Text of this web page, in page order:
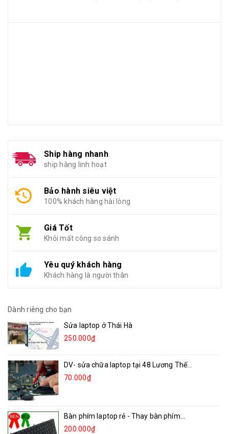
Ship hàng nhanh
ship hàng linh hoạt
Bảo hành siêu việt
100% khách hàng hài lòng
Giá Tốt
Khỏi mất công so sánh
Yêu quý khách hàng
Khách hàng là người thân
Dành riêng cho bạn
Sửa laptop ở Thái Hà
250.000₫
DV- sửa chữa laptop tại 48 Lương Thế...
70.000₫
Bàn phím laptop rẻ - Thay bàn phím...
200.000₫